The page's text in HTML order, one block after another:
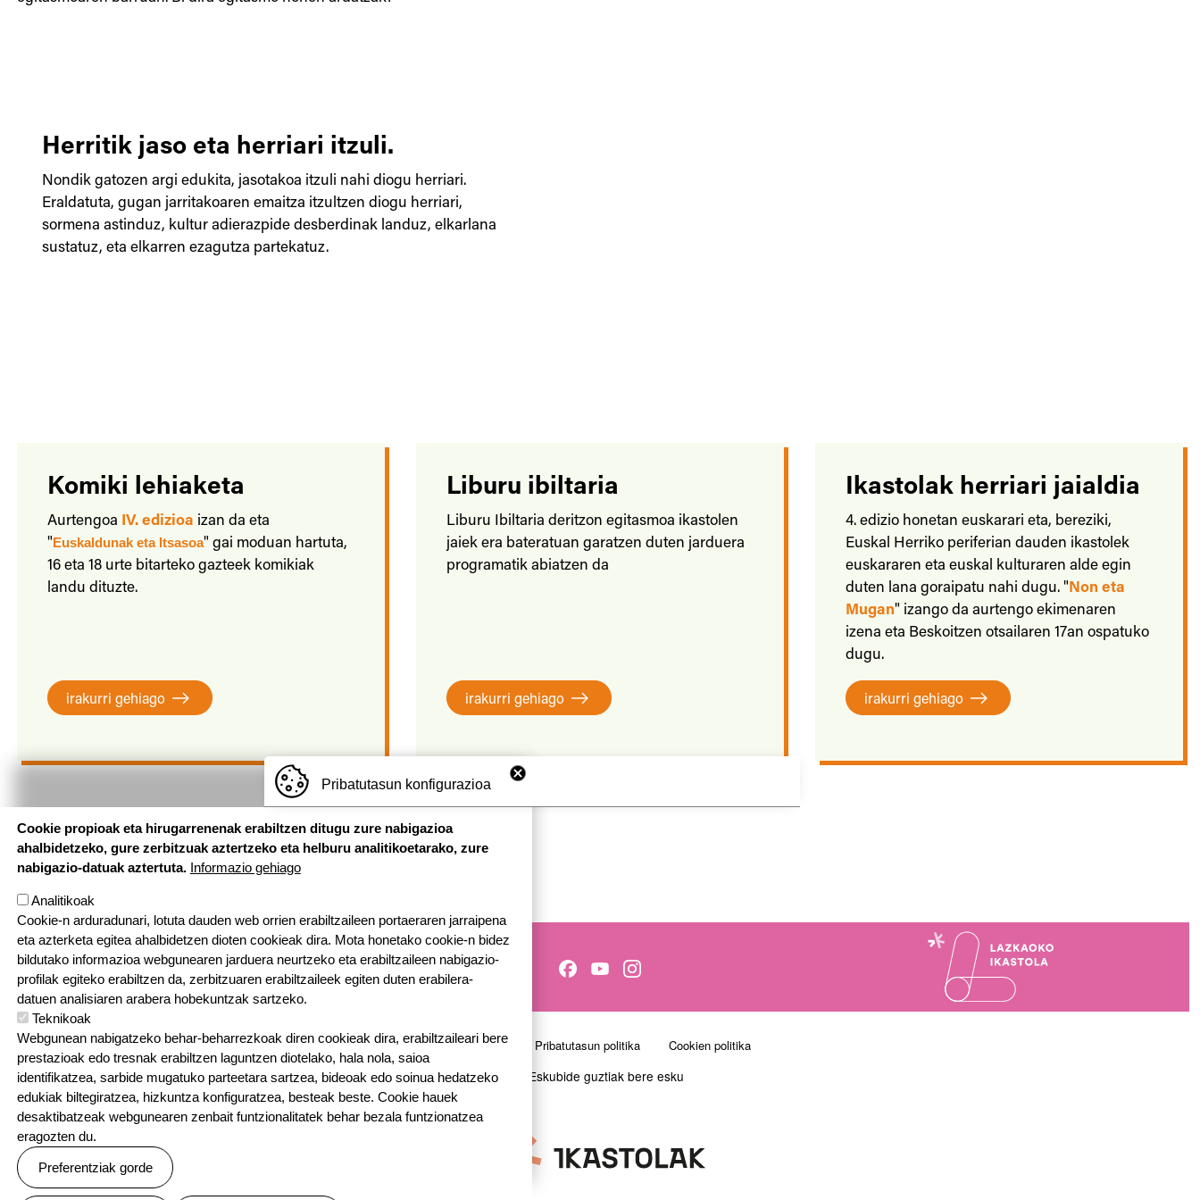
Herritik jaso eta herriari itzuli.
Nondik gatozen argi edukita, jasotakoa itzuli nahi diogu herriari.
Eraldatuta, gugan jarritakoaren emaitza itzultzen diogu herriari,
sormena astinduz, kultur adierazpide desberdinak landuz, elkarlana
sustatuz, eta elkarren ezagutza partekatuz.
Komiki lehiaketa
Aurtengoa IV. edizioa izan da eta
" Euskaldunak eta Itsasoa" gai moduan hartuta,
16 eta 18 urte bitarteko gazteek komikiak
landu dituzte.
irakurri gehiago
Liburu ibiltaria
Liburu Ibiltaria deritzon egitasmoa ikastolen
jaiek era bateratuan garatzen duten jarduera
programatik abiatzen da
irakurri gehiago
Ikastolak herriari jaialdia
4. edizio honetan euskarari eta, bereziki,
Euskal Herriko periferian dauden ikastolek
euskararen eta euskal kulturaren alde egin
duten lana goraipatu nahi dugu. " Non eta
Mugan" izango da aurtengo ekimenaren
izena eta Beskoitzen otsailaren 17an ospatuko
dugu.
irakurri gehiago
Orri-oina
Kontaktatu Pribatutasun politika Cookien politika
© Eskubide guztiak bere esku
Pribatutasun konfigurazioa
Cookie propioak eta hirugarrenenak erabiltzen ditugu zure nabigazioa
ahalbidetzeko, gure zerbitzuak aztertzeko eta helburu analitikoetarako, zure
nabigazio-datuak aztertuta. Informazio gehiago
Analitikoak
Cookie-n arduradunari, lotuta dauden web orrien erabiltzaileen portaeraren jarraipena
eta azterketa egitea ahalbidetzen dioten cookieak dira. Mota honetako cookie-n bidez
bildutako informazioa webgunearen jarduera neurtzeko eta erabiltzaileen nabigazio-
profilak egiteko erabiltzen da, zerbitzuaren erabiltzaileek egiten duten erabilera-
datuen analisiaren arabera hobekuntzak sartzeko.
Teknikoak
Webgunean nabigatzeko behar-beharrezkoak diren cookieak dira, erabiltzaileari bere
prestazioak edo tresnak erabiltzen laguntzen diotelako, hala nola, saioa
identifikatzea, sarbide mugatuko parteetara sartzea, bideoak edo soinua hedatzeko
edukiak biltegiratzea, hizkuntza konfiguratzea, besteak beste. Cookie hauek
desaktibatzeak webgunearen zenbait funtzionalitatek behar bezala funtzionatzea
eragozten du.
Preferentziak gorde